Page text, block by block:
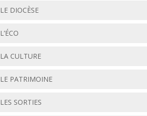
LE DIOCÈSE
L’ÉCO
LA CULTURE
LE PATRIMOINE
LES SORTIES